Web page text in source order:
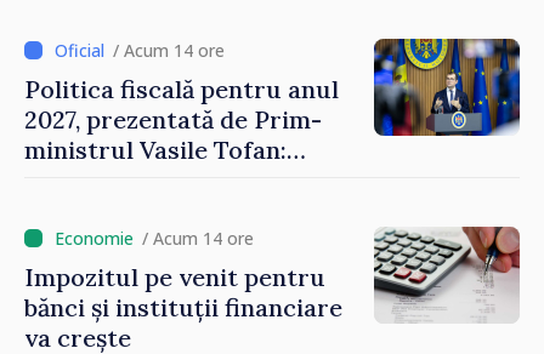
/ Acum 14 ore
Politica fiscală pentru anul
2027, prezentată de Prim-
ministrul Vasile Tofan:
taxare mai echitabilă
/ Acum 14 ore
Impozitul pe venit pentru
bănci și instituții financiare
va crește